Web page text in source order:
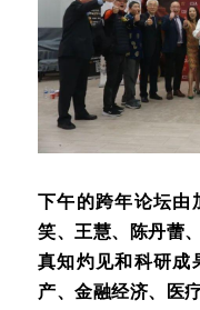
下午的跨年论坛由
笑、王慧、陈丹蕾
真知灼见和科研成
产、金融经济、医